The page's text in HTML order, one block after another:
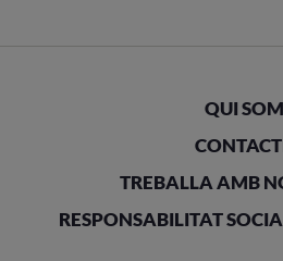
QUI SOM
TREBALLA AMB
RESPONSABILITAT